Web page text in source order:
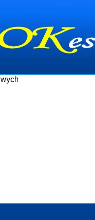
Firma
targowych w
które
wykonywać
obsługując
w
pomoc,